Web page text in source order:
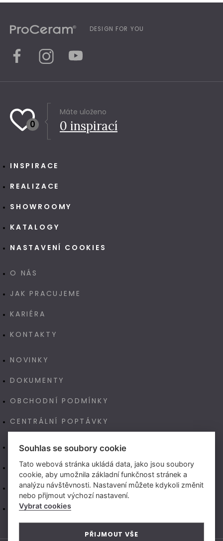
DESIGN FOR YOU
0
Máte uloženo
0 inspirací
INSPIRACE
REALIZACE
SHOWROOMY
KATALOGY
NASTAVENÍ COOKIES
O NÁS
JAK PRACUJEME
KARIÉRA
KONTAKTY
NOVINKY
DOKUMENTY
OBCHODNÍ PODMÍNKY
CENTRÁLNÍ POPTÁVKY
E-SHOP
NAŠE VÝROBA TECHNOART
NEW LIVING CENTER (CZ)
NEW LIVING CENTER (SK)
Souhlas se soubory cookie
Tato webová stránka ukládá data, jako jsou soubory
cookie, aby umožnila základní funkčnost stránek a
analýzu návštěvnosti. Nastavení můžete kdykoli změnit
nebo přijmout výchozí nastavení.
Vybrat cookies
PŘIJMOUT VŠE